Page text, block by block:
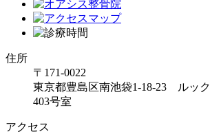
住所
〒171-0022
東京都豊島区南池袋1-18-23 ルッ
403号室
アクセス